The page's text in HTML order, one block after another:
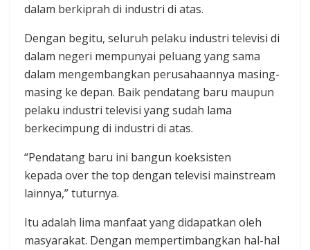
dalam berkiprah di industri di atas.
Dengan begitu, seluruh pelaku industri televisi di
dalam negeri mempunyai peluang yang sama
dalam mengembangkan perusahaannya masing-
masing ke depan. Baik pendatang baru maupun
pelaku industri televisi yang sudah lama
berkecimpung di industri di atas.
“Pendatang baru ini bangun koeksisten
kepada over the top dengan televisi mainstream
lainnya,” tuturnya.
Itu adalah lima manfaat yang didapatkan oleh
masyarakat. Dengan mempertimbangkan hal-hal